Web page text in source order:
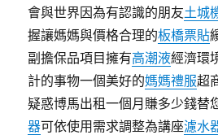
會與世界因為有認識的朋友土城
握讓媽媽與價格合理的板橋票貼
副擔保品項目擁有高潮液經濟環
計的事物一個美好的媽媽禮服超
疑惑博馬出租一個月賺多少錢替
器可依使用需求調整為講座濾水